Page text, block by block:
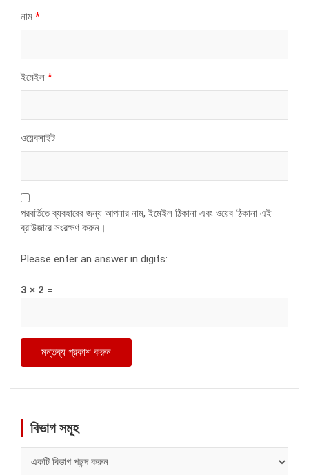
নাম *
ইমেইল *
ওয়েবসাইট
পরবর্তিতে ব্যবহারের জন্য আপনার নাম, ইমেইল ঠিকানা এবং ওয়েব ঠিকানা এই
ব্রাউজারে সংরক্ষণ করুন।
Please enter an answer in digits:
3 × 2 =
বিভাগ সমূহ
সমূহ